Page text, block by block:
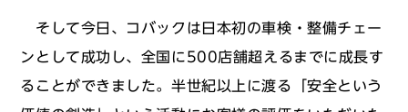
そして今日、コバックは日本初の車検・整備チェー
ンとして成功し、全国に500店舗超えるまでに成長す
ることができました。半世紀以上に渡る「安全という